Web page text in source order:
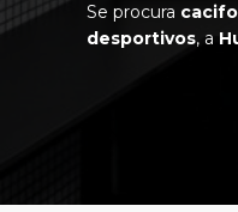
Se procura
desportivos, a